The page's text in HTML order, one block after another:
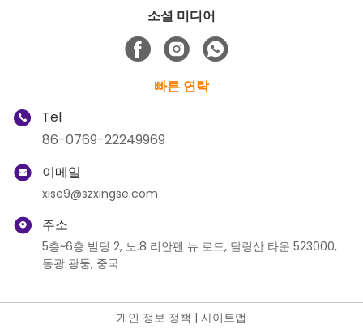
소셜 미디어
빠른 연락
Tel
86-0769-22249969
이메일
xise9@szxingse.com
주소
5층~6층 빌딩 2, 노.8 리안펜 뉴 로드, 달링산 타운 523000,
동광 광둥, 중국
개인 정보 정책 | 사이트맵